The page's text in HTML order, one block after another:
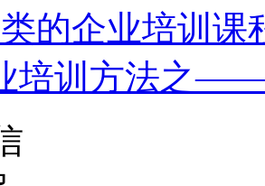
的企业培训课
培训方法之